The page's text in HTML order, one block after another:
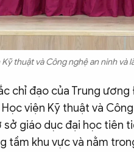
thuật và Công nghệ an ninh và
chỉ đạo của Trung
viện Kỹ thuật và
giáo dục đại học tiên
tầm khu vực và nằm